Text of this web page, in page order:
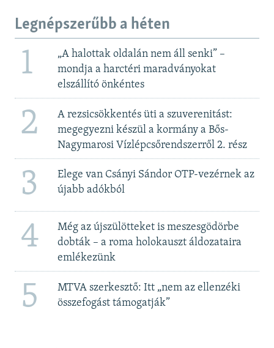
Legnépszerűbb a héten
1
„A halottak oldalán nem áll senki” –
mondja a harctéri maradványokat
elszállító önkéntes
2
A rezsicsökkentés üti a szuverenitást:
megegyezni készül a kormány a Bős-
Nagymarosi Vízlépcsőrendszerről 2. rész
3
Elege van Csányi Sándor OTP-vezérnek az
újabb adókból
4
Még az újszülötteket is meszesgödörbe
dobták – a roma holokauszt áldozataira
emlékezünk
5
MTVA szerkesztő: Itt „nem az ellenzéki
összefogást támogatják”